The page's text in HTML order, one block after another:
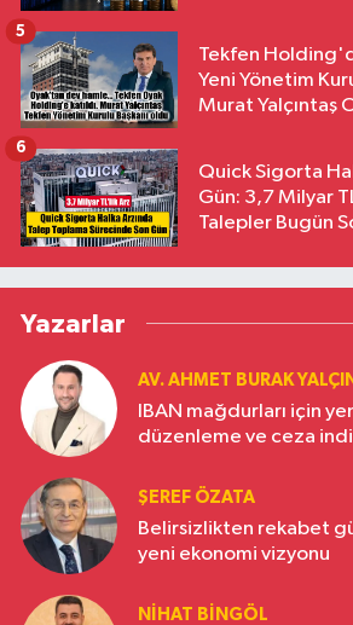
Tekfen
Yeni Yönetim
Murat Yalçıntaş
5
Quick Sigorta
Gün: 3,7 Milyar
Talepler Bugün
6
Yazarlar
AV. AHMET BURAK YALÇIN
IBAN mağdurları için
düzenleme ve ceza
ŞEREF ÖZATA
Belirsizlikten rekabet
yeni ekonomi vizyonu
NIHAT BINGÖL